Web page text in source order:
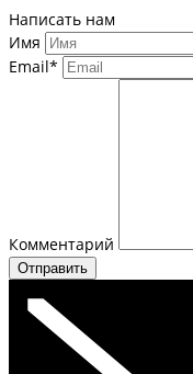
Написать нам
Имя
Email*
Комментарий
Отправить